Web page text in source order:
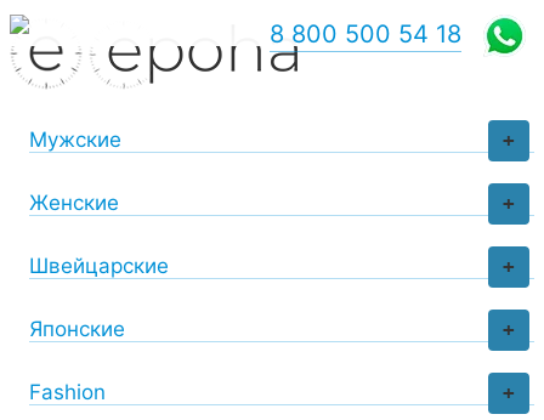
+
Мужские
+
Женские
+
Швейцарские
+
Японские
+
Fashion
8 800 500 54 18